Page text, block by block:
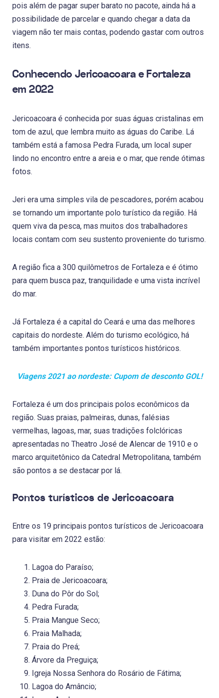
pois além de pagar super barato no pacote, ainda há a
possibilidade de parcelar e quando chegar a data da
viagem não ter mais contas, podendo gastar com outros
itens.
Conhecendo Jericoacoara e Fortaleza
em 2022
Jericoacoara é conhecida por suas águas cristalinas em
tom de azul, que lembra muito as águas do Caribe. Lá
também está a famosa Pedra Furada, um local super
lindo no encontro entre a areia e o mar, que rende ótimas
fotos.
Jeri era uma simples vila de pescadores, porém acabou
se tornando um importante polo turístico da região. Há
quem viva da pesca, mas muitos dos trabalhadores
locais contam com seu sustento proveniente do turismo.
A região fica a 300 quilômetros de Fortaleza e é ótimo
para quem busca paz, tranquilidade e uma vista incrível
do mar.
Já Fortaleza é a capital do Ceará e uma das melhores
capitais do nordeste. Além do turismo ecológico, há
também importantes pontos turísticos históricos.
Viagens 2021 ao nordeste: Cupom de desconto GOL!
Fortaleza é um dos principais polos econômicos da
região. Suas praias, palmeiras, dunas, falésias
vermelhas, lagoas, mar, suas tradições folclóricas
apresentadas no Theatro José de Alencar de 1910 e o
marco arquitetônico da Catedral Metropolitana, também
são pontos a se destacar por lá.
Pontos turísticos de Jericoacoara
Entre os 19 principais pontos turísticos de Jericoacoara
para visitar em 2022 estão:
Lagoa do Paraíso;
Praia de Jericoacoara;
Duna do Pôr do Sol;
Pedra Furada;
Praia Mangue Seco;
Praia Malhada;
Praia do Preá;
Árvore da Preguiça;
Igreja Nossa Senhora do Rosário de Fátima;
Lagoa do Amâncio;